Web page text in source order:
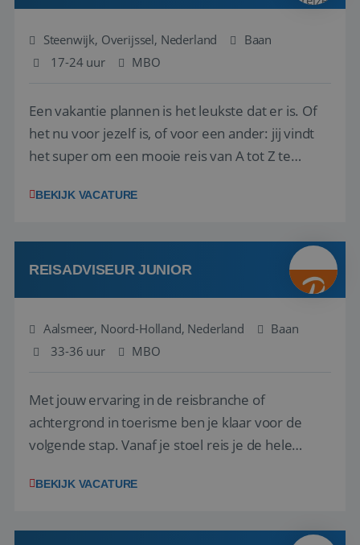
Steenwijk, Overijssel, Nederland
Baan
17-24 uur
MBO
Een vakantie plannen is het leukste dat er is. Of
het nu voor jezelf is, of voor een ander: jij vindt
het super om een mooie reis van A tot Z te
vakantiegangers de meest prachtige plekjes op
werken: of het nu gaat om vragen ...
BEKIJK VACATURE
REISADVISEUR JUNIOR
Aalsmeer, Noord-Holland, Nederland
Baan
33-36 uur
MBO
Met jouw ervaring in de reisbranche of
achtergrond in toerisme ben je klaar voor de
volgende stap. Vanaf je stoel reis je de hele
wensen van je team, je klant en wat er in de
klanten te overtuigen om die droomreis te
BEKIJK VACATURE